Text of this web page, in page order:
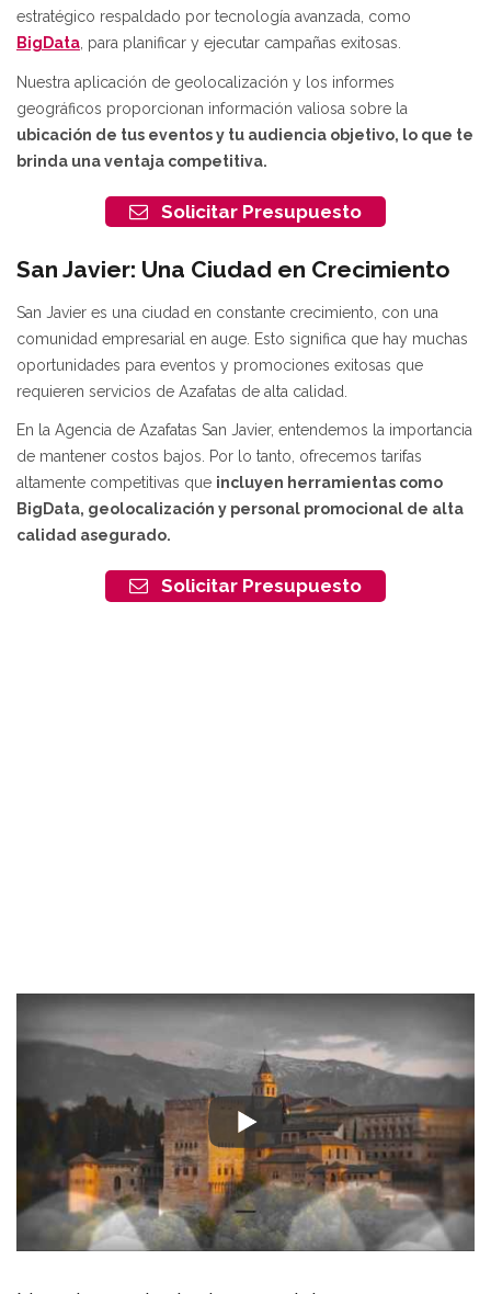
estratégico respaldado por tecnología avanzada, como
BigData , para planificar y ejecutar campañas exitosas.
Nuestra aplicación de geolocalización y los informes
geográficos proporcionan información valiosa sobre la
ubicación de tus eventos y tu audiencia objetivo, lo que te
brinda una ventaja competitiva.
Solicitar Presupuesto
San Javier: Una Ciudad en Crecimiento
San Javier es una ciudad en constante crecimiento, con una
comunidad empresarial en auge. Esto significa que hay muchas
oportunidades para eventos y promociones exitosas que
requieren servicios de Azafatas de alta calidad.
En la Agencia de Azafatas San Javier, entendemos la importancia
de mantener costos bajos. Por lo tanto, ofrecemos tarifas
altamente competitivas que incluyen herramientas como
BigData, geolocalización y personal promocional de alta
calidad asegurado.
Solicitar Presupuesto